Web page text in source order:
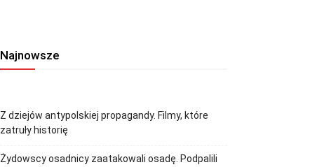
Najnowsze
Z dziejów antypolskiej propagandy. Filmy, które
zatruły historię
Żydowscy osadnicy zaatakowali osadę. Podpalili